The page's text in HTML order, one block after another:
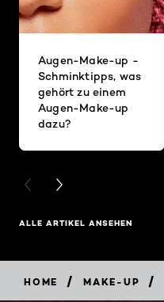
Augen-Make-up -
Schminktipps, was
gehört zu einem
Augen-Make-up
dazu?
PREVIOUS CARD
NEXT CARD
ALLE ARTIKEL ANSEHEN
HOME / MAKE-UP /